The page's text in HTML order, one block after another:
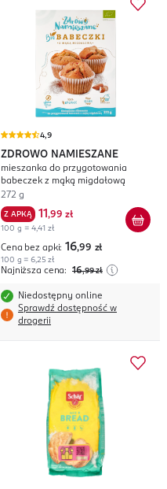
4,9
ZDROWO NAMIESZANE
mieszanka do przygotowania
babeczek z mąką migdałową
272 g
Z APKĄ 11 ,99 zł
100 g = 4,41 zł
Cena bez apki: 16,99 zł
100 g = 6,25 zł
Najniższa cena: 16,99 zł
Niedostępny online
Sprawdź dostępność w
drogerii